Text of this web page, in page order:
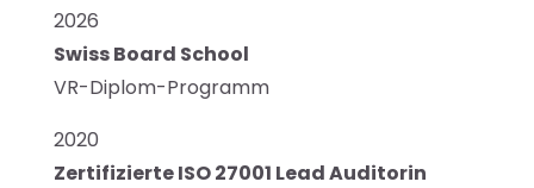
2026
Swiss Board School
VR-Diplom-Programm
2020
Zertifizierte ISO 27001 Lead Auditorin